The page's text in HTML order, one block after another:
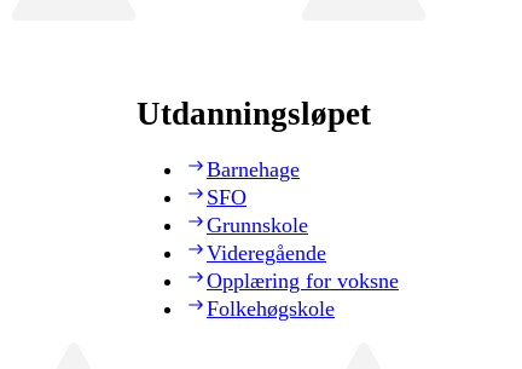
Utdanningsløpet
Barnehage
SFO
Grunnskole
Videregående
Opplæring for voksne
Folkehøgskole